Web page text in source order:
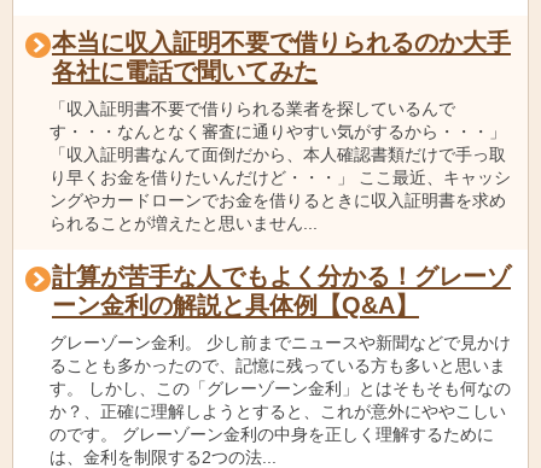
本当に収入証明不要で借りられるのか大手
各社に電話で聞いてみた
「収入証明書不要で借りられる業者を探しているんで
す・・・なんとなく審査に通りやすい気がするから・・・」
「収入証明書なんて面倒だから、本人確認書類だけで手っ取
り早くお金を借りたいんだけど・・・」 ここ最近、キャッシ
ングやカードローンでお金を借りるときに収入証明書を求め
られることが増えたと思いません...
計算が苦手な人でもよく分かる！グレーゾ
ーン金利の解説と具体例【Q&A】
グレーゾーン金利。 少し前までニュースや新聞などで見かけ
ることも多かったので、記憶に残っている方も多いと思いま
す。 しかし、この「グレーゾーン金利」とはそもそも何なの
か？、正確に理解しようとすると、これが意外にややこしい
のです。 グレーゾーン金利の中身を正しく理解するために
は、金利を制限する2つの法...